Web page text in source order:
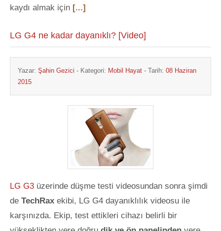
kaydı almak için [...]
LG G4 ne kadar dayanıklı? [Video]
Yazar: Şahin Gezici - Kategori: Mobil Hayat - Tarih: 08 Haziran
2015
LG G3 üzerinde düşme testi videosundan sonra şimdi
de TechRax ekibi, LG G4 dayanıklılık videosu ile
karşınızda. Ekip, test ettikleri cihazı belirli bir